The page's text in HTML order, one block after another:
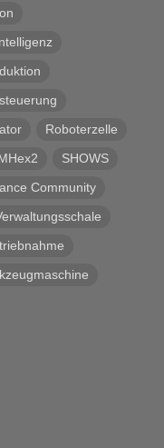
Roboterzelle
SHOWS
Community